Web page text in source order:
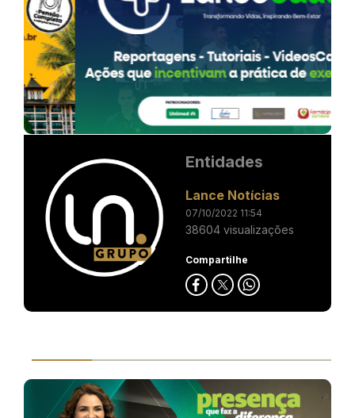
Entidades
Lance Notícias
07/10/2022 11:54
38604 visualizações
Compartilhe